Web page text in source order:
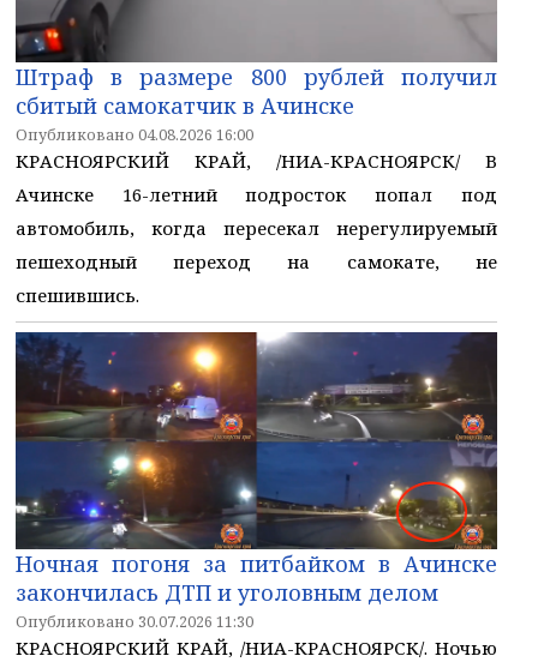
Штраф в размере 800 рублей получил
сбитый самокатчик в Ачинске
Опубликовано 04.08.2026 16:00
КРАСНОЯРСКИЙ КРАЙ, /НИА-КРАСНОЯРСК/ В
Ачинске 16-летний подросток попал под
автомобиль, когда пересекал нерегулируемый
пешеходный переход на самокате, не
спешившись.
Ночная погоня за питбайком в Ачинске
закончилась ДТП и уголовным делом
Опубликовано 30.07.2026 11:30
КРАСНОЯРСКИЙ КРАЙ, /НИА-КРАСНОЯРСК/. Ночью